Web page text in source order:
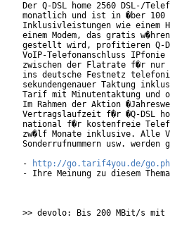
Der Q-DSL home 2560 DSL-/
monatlich und ist in �ber 100
Inklusivleistungen wie einem
einem Modem, das gratis
gestellt wird, profitieren Q-
VoIP-Telefonanschluss
zwischen der Flatrate f�r nur
ins deutsche Festnetz
sekundengenauer Taktung
Tarif mit Minutentaktung und
Im Rahmen der Aktion
Vertragslaufzeit f�r �Q-DSL
national f�r kostenfreie
zw�lf Monate inklusive. Alle
Sonderrufnummern usw.
-
http://go.tarif4you.de/
- Ihre Meinung zu diesem
>> devolo: Bis 200 MBit/s mit